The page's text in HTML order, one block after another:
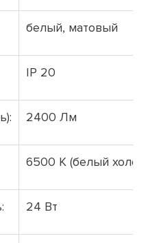
белый, матовый
IP 20
2400 Лм
6500 К (белый
24 Вт